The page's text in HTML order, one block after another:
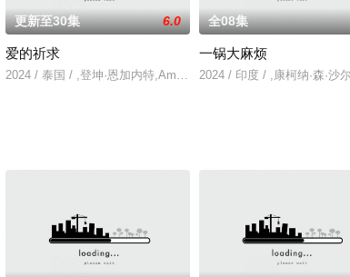
更新至30集 6.0
爱的祈求
2024 / 泰国 / ,登坤·恩加内特,Amanda,Chalisa,Obdam,塔克利·达
全08集
一锅大麻烦
2024 / 印度 / ,康柯纳·森·沙